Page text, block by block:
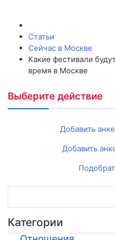
Статьи
Сейчас в Москве
Какие фестивали
время в Москве
Выберите действие
Добавить
Добавить
Категории